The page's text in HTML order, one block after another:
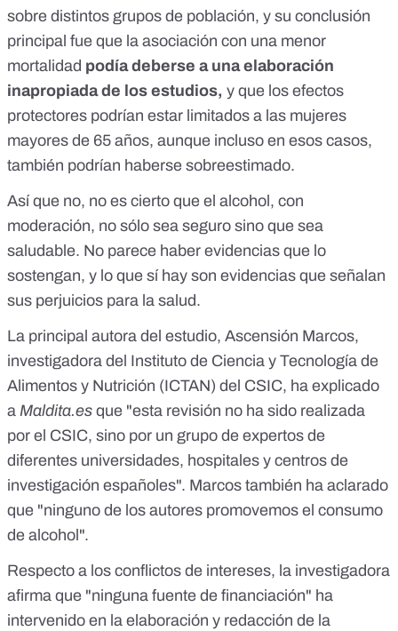
sobre distintos grupos de población, y su conclusión
principal fue que la asociación con una menor
mortalidad podía deberse a una elaboración
inapropiada de los estudios, y que los efectos
protectores podrían estar limitados a las mujeres
mayores de 65 años, aunque incluso en esos casos,
también podrían haberse sobreestimado.
Así que no, no es cierto que el alcohol, con
moderación, no sólo sea seguro sino que sea
saludable. No parece haber evidencias que lo
sostengan, y lo que sí hay son evidencias que señalan
sus perjuicios para la salud.
La principal autora del estudio, Ascensión Marcos,
investigadora del Instituto de Ciencia y Tecnología de
Alimentos y Nutrición (ICTAN) del CSIC, ha explicado
a Maldita.es que "esta revisión no ha sido realizada
por el CSIC, sino por un grupo de expertos de
diferentes universidades, hospitales y centros de
investigación españoles". Marcos también ha aclarado
que "ninguno de los autores promovemos el consumo
de alcohol".
Respecto a los conflictos de intereses, la investigadora
afirma que "ninguna fuente de financiación" ha
intervenido en la elaboración y redacción de la